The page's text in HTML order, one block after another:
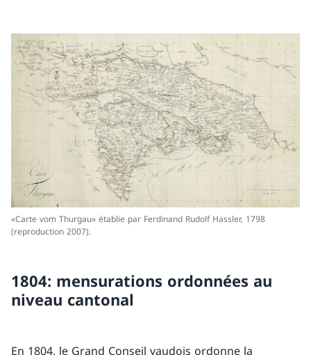
«Carte vom Thurgau» établie par Ferdinand Rudolf Hassler, 1798
(reproduction 2007).
1804: mensurations ordonnées au
niveau cantonal
En 1804, le Grand Conseil vaudois ordonne la